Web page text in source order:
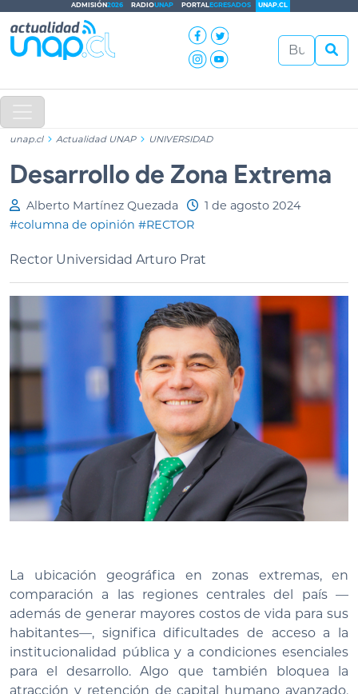
ADMISIÓN2026 RADIOUNAP PORTALEGRESADOS UNAP.CL
unap.cl Actualidad UNAP UNIVERSIDAD
Desarrollo de Zona Extrema
Alberto Martínez Quezada
1 de agosto 2024
#columna de opinión #RECTOR
Rector Universidad Arturo Prat
La ubicación geográfica en zonas extremas, en
comparación a las regiones centrales del país —
además de generar mayores costos de vida para sus
habitantes—, significa dificultades de acceso a la
institucionalidad pública y a condiciones esenciales
para el desarrollo. Algo que también bloquea la
atracción y retención de capital humano avanzado,